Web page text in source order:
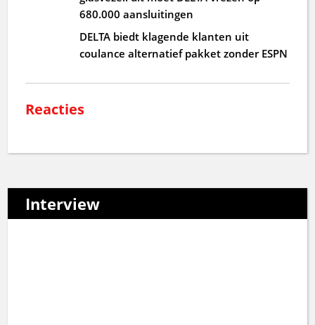
680.000 aansluitingen
DELTA biedt klagende klanten uit
coulance alternatief pakket zonder ESPN
Reacties
Interview